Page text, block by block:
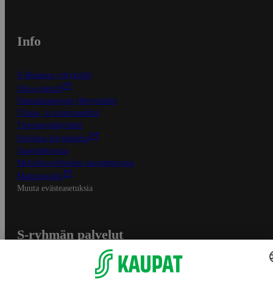
Info
S-Business yrityksille
Oiva-raportit
Osuuskauppojen yhteystiedot
Tilaus- ja toimitusehdot
Tietosuojakäytäntö
Palvelun käyttöehdot
Saavutettavuus
Mobiilisovelluksen saavutettavuus
Mainostajalle
Muuta evästeasetuksia
S-ryhmän palvelut